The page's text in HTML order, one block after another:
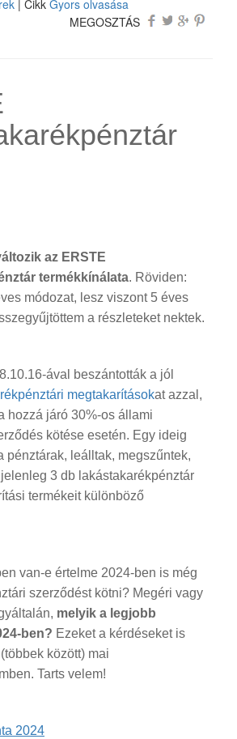
| Cikk Gyors olvasása
MEGOSZTÁS
az ERSTE
termékkínálata. Röviden:
módozat, lesz viszont 5 éves
a részleteket nektek.
ával beszántották a jól
megtakarításokat azzal,
hozzá járó 30%-os állami
kötése esetén. Egy ideig
pénztárak, leálltak, megszűntek,
3 db lakástakarékpénztár
termékeit különböző
van-e értelme 2024-ben is még
szerződést kötni? Megéri vagy
melyik a legjobb
ben? Ezeket a kérdéseket is
között) mai
Tarts velem!
2024